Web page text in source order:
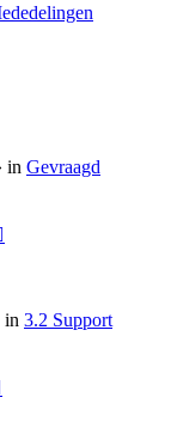
in Gevraagd
in 3.2 Support